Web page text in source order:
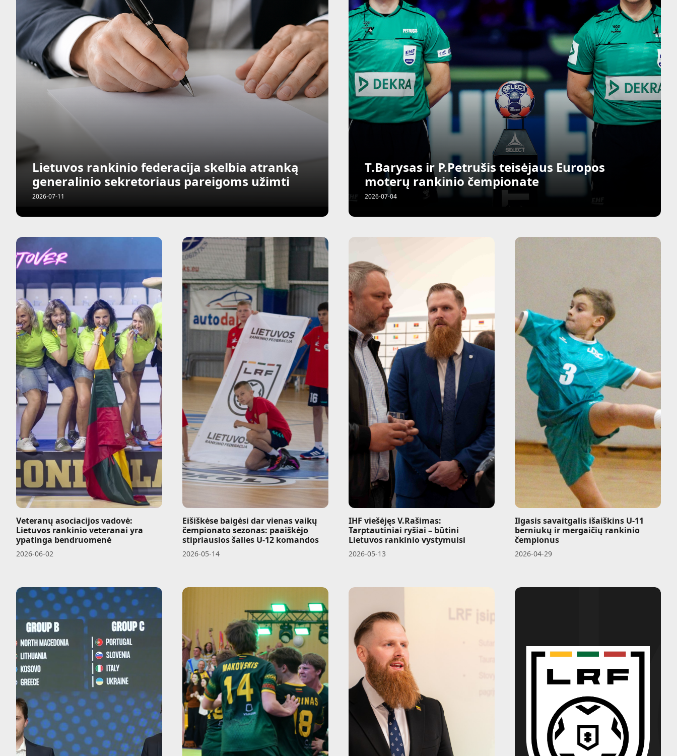
Lietuvos rankinio federacija skelbia atranką
generalinio sekretoriaus pareigoms užimti
2026-07-11
T.Barysas ir P.Petrušis teisėjaus Europos
moterų rankinio čempionate
2026-07-04
Veteranų asociacijos vadovė:
Lietuvos rankinio veteranai yra
ypatinga bendruomenė
2026-06-02
Eišiškėse baigėsi dar vienas vaikų
čempionato sezonas: paaiškėjo
stipriausios šalies U-12 komandos
2026-05-14
IHF viešėjęs V.Rašimas:
Tarptautiniai ryšiai – būtini
Lietuvos rankinio vystymuisi
2026-05-13
Ilgasis savaitgalis išaiškins U-11
berniukų ir mergaičių rankinio
čempionus
2026-04-29